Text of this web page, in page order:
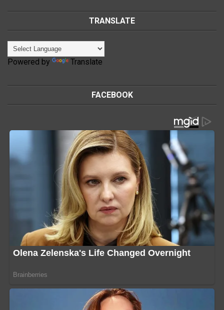
TRANSLATE
Powered by Translate
FACEBOOK